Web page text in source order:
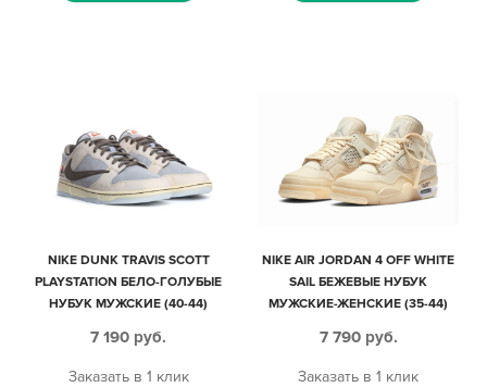
NIKE DUNK TRAVIS SCOTT
PLAYSTATION БЕЛО-ГОЛУБЫЕ
НУБУК МУЖСКИЕ (40-44)
7 190 руб.
Заказать в 1 клик
NIKE AIR JORDAN 4 OFF WHITE
SAIL БЕЖЕВЫЕ НУБУК
МУЖСКИЕ-ЖЕНСКИЕ (35-44)
7 790 руб.
Заказать в 1 клик